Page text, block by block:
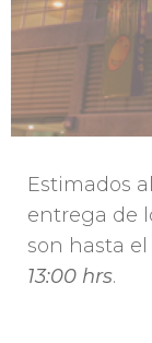
Estimados
entrega de
son hasta el
13:00 hrs.